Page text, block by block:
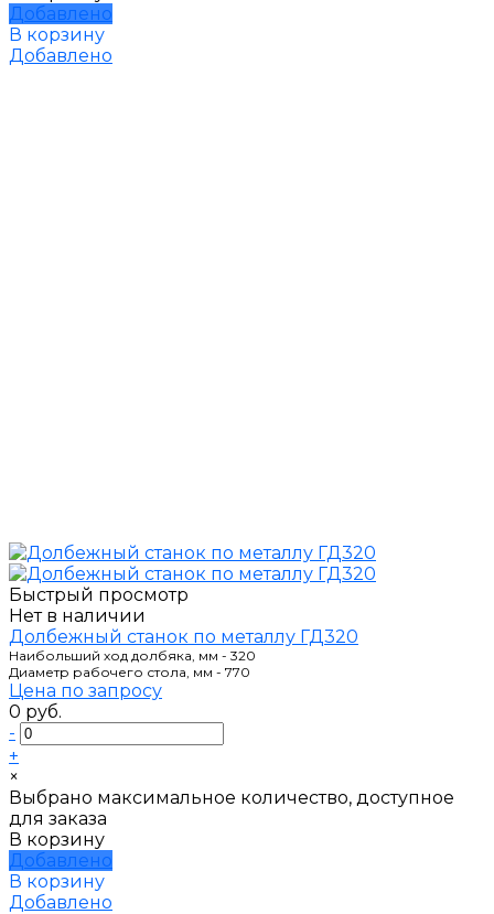
Добавлено
В корзину
Добавлено
Быстрый просмотр
Нет в наличии
Долбежный станок по металлу ГД320
Наибольший ход долбяка, мм - 320
Диаметр рабочего стола, мм - 770
Цена по запросу
0 руб.
-
+
×
Выбрано максимальное количество, доступное
для заказа
В корзину
Добавлено
В корзину
Добавлено